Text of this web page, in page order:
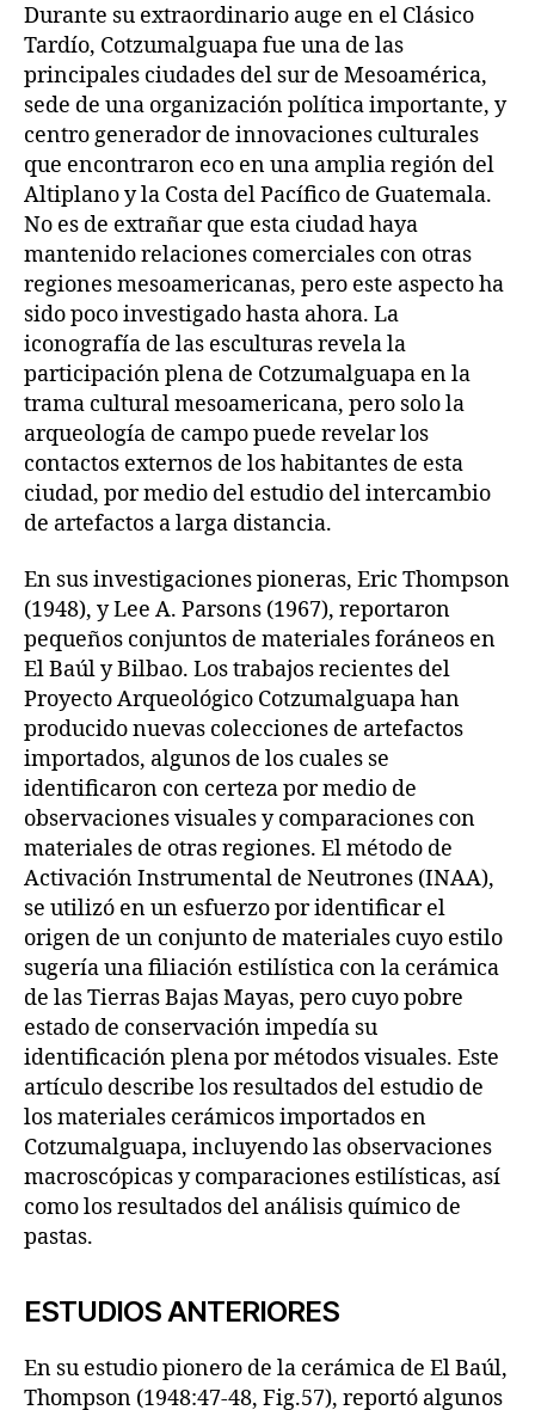
Durante su extraordinario auge en el Clásico
Tardío, Cotzumalguapa fue una de las
principales ciudades del sur de Mesoamérica,
sede de una organización política importante, y
centro generador de innovaciones culturales
que encontraron eco en una amplia región del
Altiplano y la Costa del Pacífico de Guatemala.
No es de extrañar que esta ciudad haya
mantenido relaciones comerciales con otras
regiones mesoamericanas, pero este aspecto ha
sido poco investigado hasta ahora. La
iconografía de las esculturas revela la
participación plena de Cotzumalguapa en la
trama cultural mesoamericana, pero solo la
arqueología de campo puede revelar los
contactos externos de los habitantes de esta
ciudad, por medio del estudio del intercambio
de artefactos a larga distancia.
En sus investigaciones pioneras, Eric Thompson
(1948), y Lee A. Parsons (1967), reportaron
pequeños conjuntos de materiales foráneos en
El Baúl y Bilbao. Los trabajos recientes del
Proyecto Arqueológico Cotzumalguapa han
producido nuevas colecciones de artefactos
importados, algunos de los cuales se
identificaron con certeza por medio de
observaciones visuales y comparaciones con
materiales de otras regiones. El método de
Activación Instrumental de Neutrones (INAA),
se utilizó en un esfuerzo por identificar el
origen de un conjunto de materiales cuyo estilo
sugería una filiación estilística con la cerámica
de las Tierras Bajas Mayas, pero cuyo pobre
estado de conservación impedía su
identificación plena por métodos visuales. Este
artículo describe los resultados del estudio de
los materiales cerámicos importados en
Cotzumalguapa, incluyendo las observaciones
macroscópicas y comparaciones estilísticas, así
como los resultados del análisis químico de
pastas.
ESTUDIOS ANTERIORES
En su estudio pionero de la cerámica de El Baúl,
Thompson (1948:47-48, Fig.57), reportó algunos